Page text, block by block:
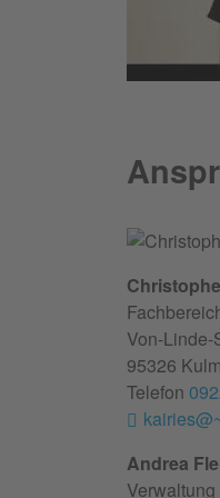
Von-Linde-
95326
Telefon
Andrea
Verwaltung